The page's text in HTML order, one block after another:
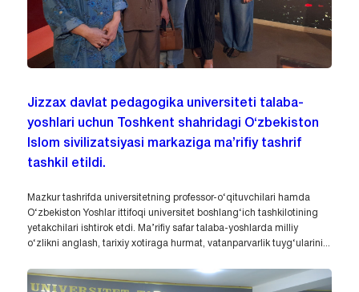
Jizzax davlat pedagogika universiteti talaba-
yoshlari uchun Toshkent shahridagi O‘zbekiston
Islom sivilizatsiyasi markaziga ma’rifiy tashrif
tashkil etildi.
Mazkur tashrifda universitetning professor-o‘qituvchilari hamda
O‘zbekiston Yoshlar ittifoqi universitet boshlang‘ich tashkilotining
yetakchilari ishtirok etdi. Ma’rifiy safar talaba-yoshlarda milliy
o‘zlikni anglash, tarixiy xotiraga hurmat, vatanparvarlik tuyg‘ularini...